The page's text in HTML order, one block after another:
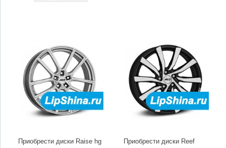
Приобрести диски Raise hg Приобрести диски Reef